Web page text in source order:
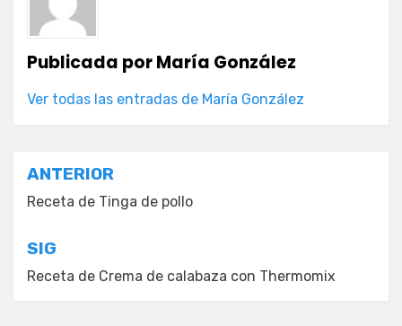
Publicada porMaría González
Ver todas las entradas de María González
Navegación
de
entradas
ANTERIOR
Receta de Tinga de pollo
SIG
Receta de Crema de calabaza con Thermomix